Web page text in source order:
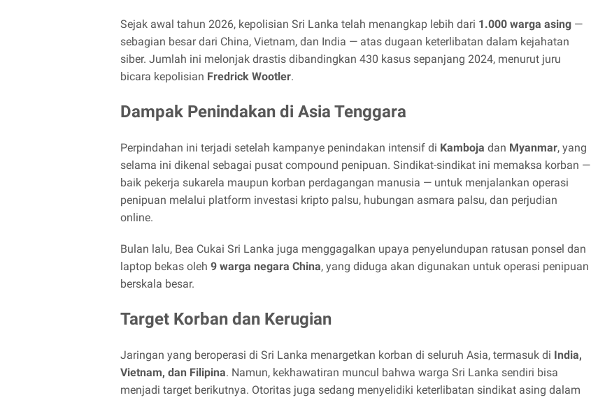
Sejak awal tahun 2026, kepolisian Sri Lanka telah menangkap lebih dari 1.000 warga asing —
sebagian besar dari China, Vietnam, dan India — atas dugaan keterlibatan dalam kejahatan
siber. Jumlah ini melonjak drastis dibandingkan 430 kasus sepanjang 2024, menurut juru
bicara kepolisian Fredrick Wootler.
Dampak Penindakan di Asia Tenggara
Perpindahan ini terjadi setelah kampanye penindakan intensif di Kamboja dan Myanmar, yang
selama ini dikenal sebagai pusat compound penipuan. Sindikat-sindikat ini memaksa korban —
baik pekerja sukarela maupun korban perdagangan manusia — untuk menjalankan operasi
penipuan melalui platform investasi kripto palsu, hubungan asmara palsu, dan perjudian
online.
Bulan lalu, Bea Cukai Sri Lanka juga menggagalkan upaya penyelundupan ratusan ponsel dan
laptop bekas oleh 9 warga negara China, yang diduga akan digunakan untuk operasi penipuan
berskala besar.
Target Korban dan Kerugian
Jaringan yang beroperasi di Sri Lanka menargetkan korban di seluruh Asia, termasuk di India,
Vietnam, dan Filipina. Namun, kekhawatiran muncul bahwa warga Sri Lanka sendiri bisa
menjadi target berikutnya. Otoritas juga sedang menyelidiki keterlibatan sindikat asing dalam